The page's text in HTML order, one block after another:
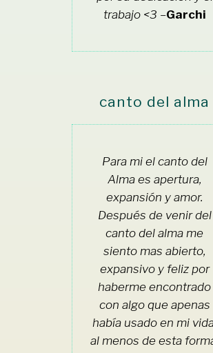
trabajo <3 –Garchi
canto del alma
Para mi el canto del
Alma es apertura,
expansión y amor.
Después de venir del
canto del alma me
siento mas abierto,
expansivo y feliz por
haberme encontrado
con algo que apenas
había usado en mi
al menos de esta